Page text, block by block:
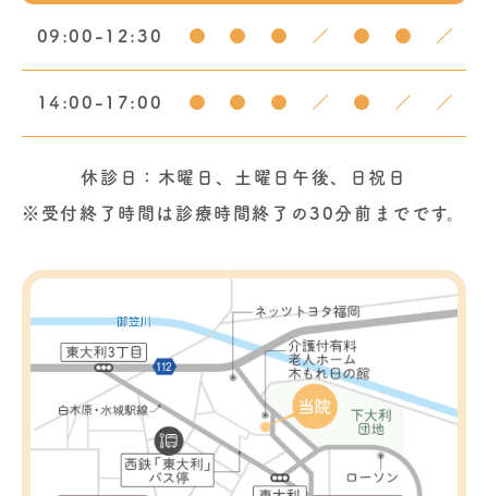
09:00-12:30 ● ● ● ／ ● ● ／
14:00-17:00 ● ● ● ／ ● ／ ／
休診日：木曜日、土曜日午後、日祝日
※受付終了時間は診療時間終了の30分前までです。